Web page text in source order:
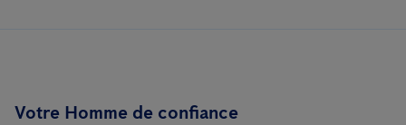
Votre Homme de confiance